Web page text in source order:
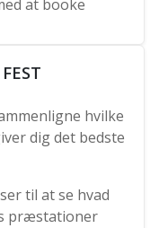
at booke
hvilke
dig det bedste
til at se hvad
præstationer